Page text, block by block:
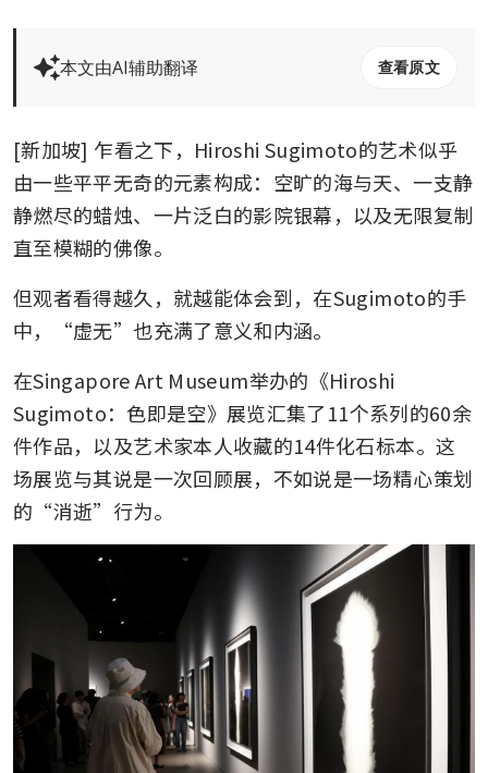
本文由AI辅助翻译 查看原文
[新加坡] 乍看之下，Hiroshi Sugimoto的艺术似乎
由一些平平无奇的元素构成：空旷的海与天、一支静
静燃尽的蜡烛、一片泛白的影院银幕，以及无限复制
直至模糊的佛像。
但观者看得越久，就越能体会到，在Sugimoto的手
中，“虚无”也充满了意义和内涵。
在Singapore Art Museum举办的《Hiroshi
Sugimoto：色即是空》展览汇集了11个系列的60余
件作品，以及艺术家本人收藏的14件化石标本。这
场展览与其说是一次回顾展，不如说是一场精心策划
的“消逝”行为。